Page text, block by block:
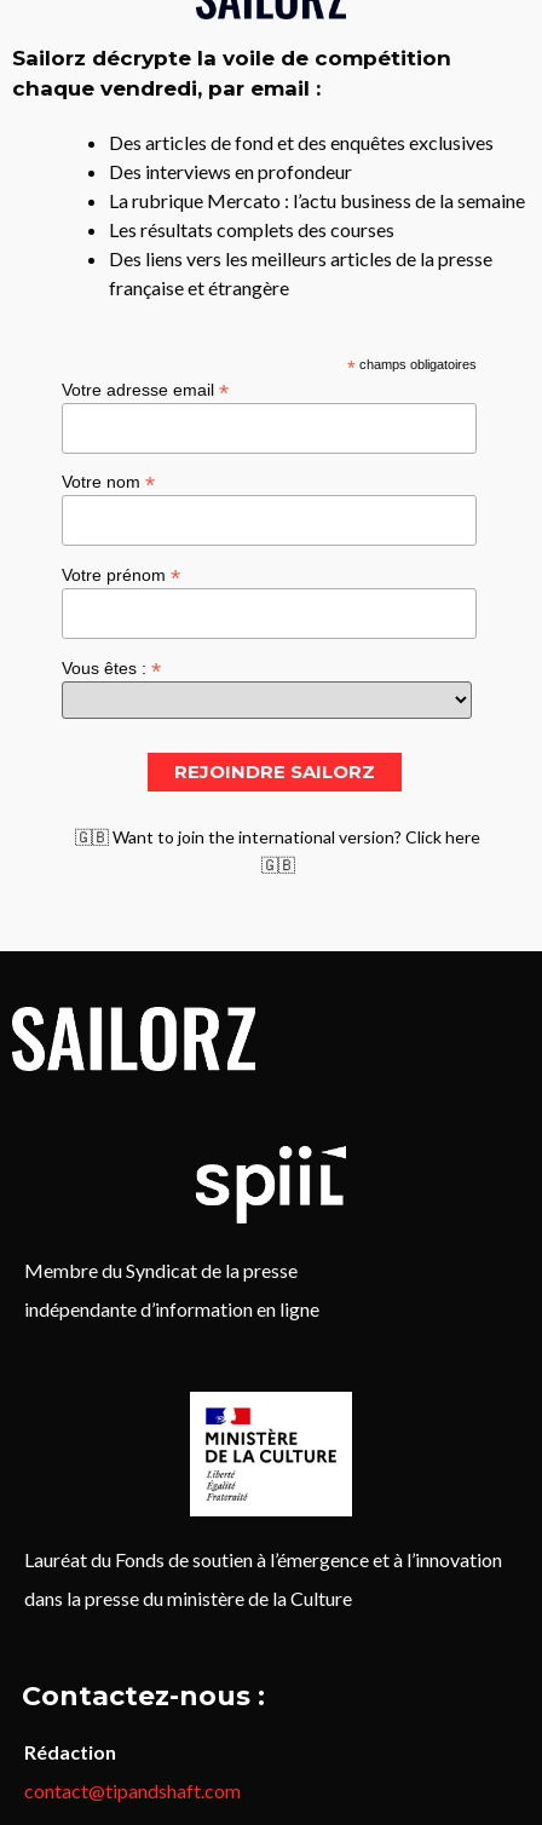
Sailorz décrypte la voile de compétition
chaque vendredi, par email :
Des articles de fond et des enquêtes exclusives
Des interviews en profondeur
La rubrique Mercato : l’actu business de la semaine
Les résultats complets des courses
Des liens vers les meilleurs articles de la presse
française et étrangère
*champs obligatoires
Votre adresse email*
Votre nom*
Votre prénom*
Vous êtes :*
🇬🇧 Want to join the international version? Click here
🇬🇧
Membre du Syndicat de la presse
indépendante d’information en ligne
Lauréat du Fonds de soutien à l’émergence et à l’innovation
dans la presse du ministère de la Culture
Contactez-nous :
Rédaction
contact@tipandshaft.com